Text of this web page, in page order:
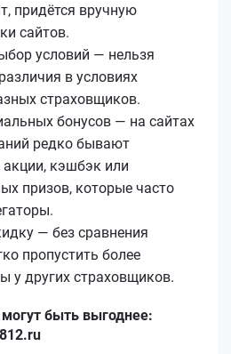
придётся вручную
сайтов.
условий — нельзя
в условиях
страховщиков.
бонусов — на сайтах
редко бывают
кэшбэк или
призов, которые часто
— без сравнения
пропустить более
у других страховщиков.
быть выгоднее: